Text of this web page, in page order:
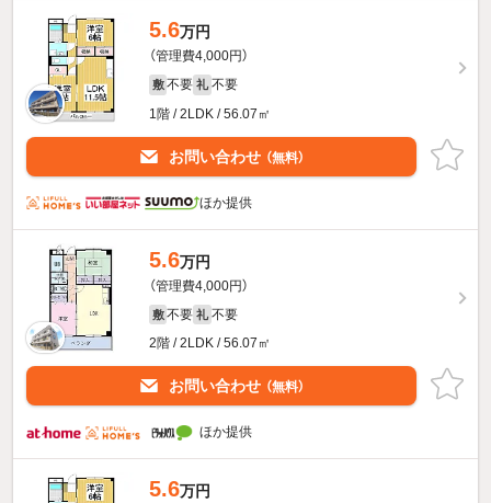
5.6万円
（管理費4,000円）
敷 不要 礼 不要
1階 / 2LDK / 56.07㎡
お問い合わせ （無料）
ほか提供
5.6万円
（管理費4,000円）
敷 不要 礼 不要
2階 / 2LDK / 56.07㎡
お問い合わせ （無料）
ほか提供
5.6万円